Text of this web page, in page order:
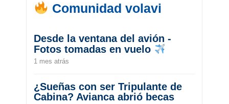
Comunidad volavi
Desde la ventana del avión -
Fotos tomadas en vuelo
1 mes atrás
¿Sueñas con ser Tripulante de
Cabina? Avianca abrió becas